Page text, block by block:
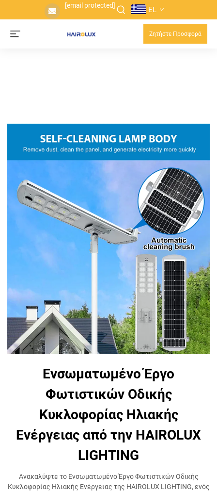
[email protected] EL
Ζητήστε Προσφορά
Ενσωματωμένο Έργο
Φωτιστικών Οδικής
Κυκλοφορίας Ηλιακής
Ενέργειας από την HAIROLUX
LIGHTING
Ανακαλύψτε το Ενσωματωμένο Έργο Φωτιστικών Οδικής
Κυκλοφορίας Ηλιακής Ενέργειας της HAIROLUX LIGHTING, ενός